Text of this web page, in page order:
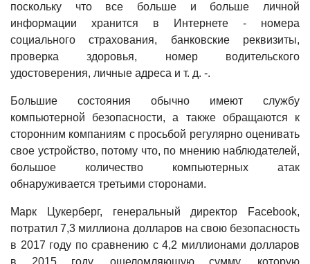
поскольку что все больше и больше личной
информации хранится в Интернете - номера
социального страхования, банковские реквизиты,
проверка здоровья, номер водительского
удостоверения, личные адреса и т. д. -.
Большие состояния обычно имеют службу
компьютерной безопасности, а также обращаются к
сторонним компаниям с просьбой регулярно оценивать
свое устройство, потому что, по мнению наблюдателей,
большое количество компьютерных атак
обнаруживается третьими сторонами.
Марк Цукерберг, генеральный директор Facebook,
потратил 7,3 миллиона долларов на свою безопасность
в 2017 году по сравнению с 4,2 миллионами долларов
в 2015 году, ошеломляющую сумму, которую